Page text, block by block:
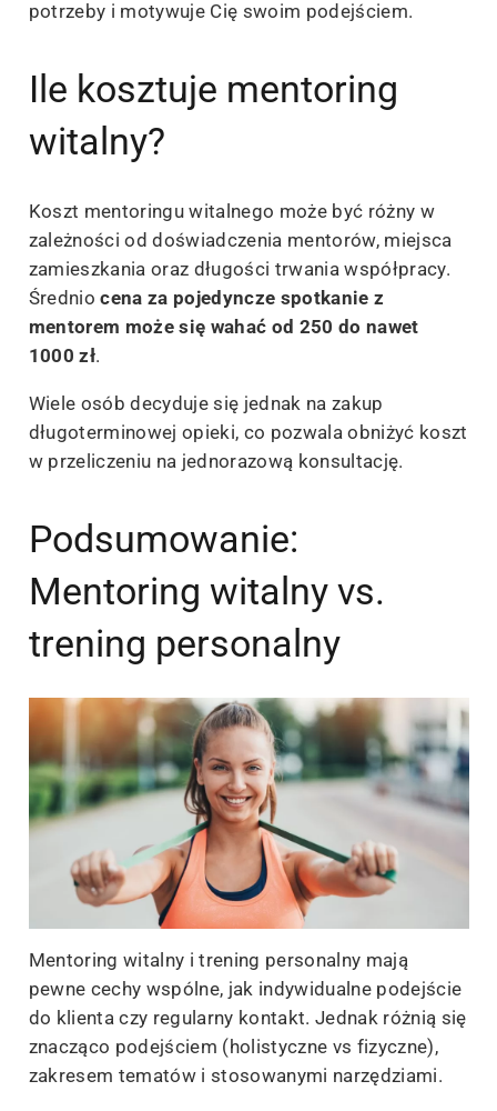
potrzeby i motywuje Cię swoim podejściem.
Ile kosztuje mentoring
witalny?
Koszt mentoringu witalnego może być różny w
zależności od doświadczenia mentorów, miejsca
zamieszkania oraz długości trwania współpracy.
Średniocena za pojedyncze spotkanie z
mentorem może się wahać od 250 do nawet
1000 zł.
Wiele osób decyduje się jednak na zakup
długoterminowej opieki, co pozwala obniżyć koszt
w przeliczeniu na jednorazową konsultację.
Podsumowanie:
Mentoring witalny vs.
trening personalny
Mentoring witalny i trening personalny mają
pewne cechy wspólne, jak indywidualne podejście
do klienta czy regularny kontakt. Jednak różnią się
znacząco podejściem (holistyczne vs fizyczne),
zakresem tematów i stosowanymi narzędziami.